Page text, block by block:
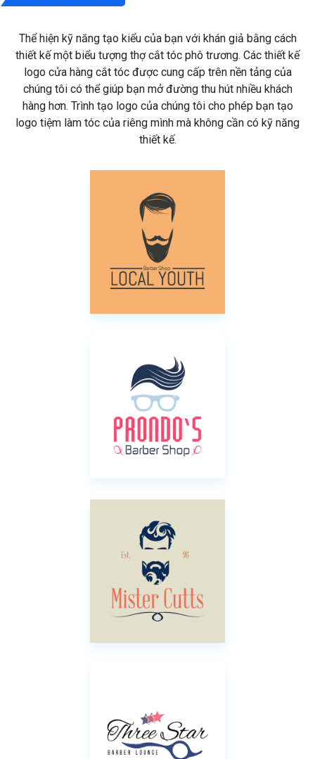
Thể hiện kỹ năng tạo kiểu của bạn với khán giả bằng cách
thiết kế một biểu tượng thợ cắt tóc phô trương. Các thiết kế
logo cửa hàng cắt tóc được cung cấp trên nền tảng của
chúng tôi có thể giúp bạn mở đường thu hút nhiều khách
hàng hơn. Trình tạo logo của chúng tôi cho phép bạn tạo
logo tiệm làm tóc của riêng mình mà không cần có kỹ năng
thiết kế.